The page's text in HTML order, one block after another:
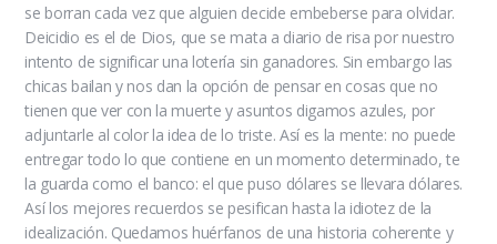
se borran cada vez que alguien decide embeberse para olvidar.
Deicidio es el de Dios, que se mata a diario de risa por nuestro
intento de significar una lotería sin ganadores. Sin embargo las
chicas bailan y nos dan la opción de pensar en cosas que no
tienen que ver con la muerte y asuntos digamos azules, por
adjuntarle al color la idea de lo triste. Así es la mente: no puede
entregar todo lo que contiene en un momento determinado, te
la guarda como el banco: el que puso dólares se llevara dólares.
Así los mejores recuerdos se pesifican hasta la idiotez de la
idealización. Quedamos huérfanos de una historia coherente y